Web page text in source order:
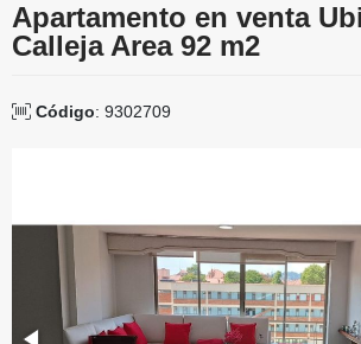
Apartamento en venta
Calleja Area 92 m2
Código: 9302709